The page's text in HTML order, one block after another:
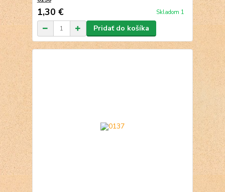
1,30 € Skladom 1
Pridať do košíka